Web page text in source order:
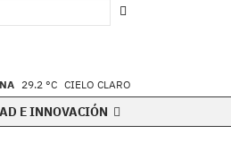
29.2 °C CIELO CLARO
E INNOVACIÓN